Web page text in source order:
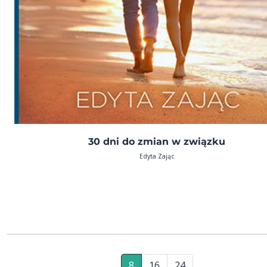
30 dni do zmian w związku
Edyta Zając